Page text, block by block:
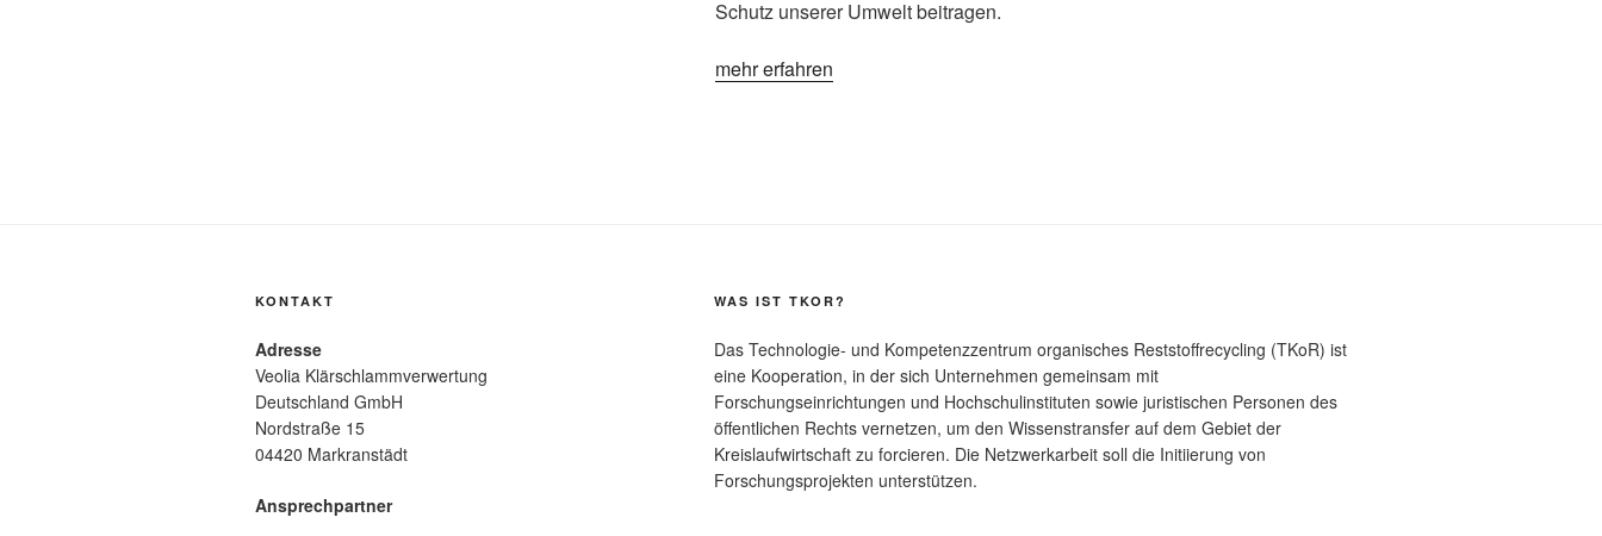
Schutz unserer Umwelt beitragen.
mehr erfahren
KONTAKT
Adresse
Veolia Klärschlammverwertung
Deutschland GmbH
Nordstraße 15
04420 Markranstädt
Ansprechpartner
WAS IST TKOR?
Das Technologie- und Kompetenzzentrum organisches Reststoffrecycling (TKoR) ist
eine Kooperation, in der sich Unternehmen gemeinsam mit
Forschungseinrichtungen und Hochschulinstituten sowie juristischen Personen des
öffentlichen Rechts vernetzen, um den Wissenstransfer auf dem Gebiet der
Kreislaufwirtschaft zu forcieren. Die Netzwerkarbeit soll die Initiierung von
Forschungsprojekten unterstützen.